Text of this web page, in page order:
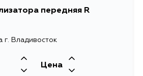
передняя R
г. Владивосток
Цена